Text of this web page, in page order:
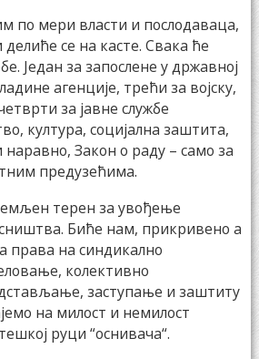
по мери власти и послодаваца,
делиће се на касте. Свака ће
Један за запослене у државној
агенције, трећи за војску,
за јавне службе
култура, социјална заштита,
Закон о раду – само за
предузећима.
терен за увођење
Биће нам, прикривено а
права на синдикално
колективно
заступање и заштиту
на милост и немилост
руци “оснивача“.